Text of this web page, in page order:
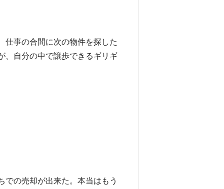
仕事の合間に次の物件を探した
、自分の中で譲歩できるギリギ
の売却が出来た。本当はもう